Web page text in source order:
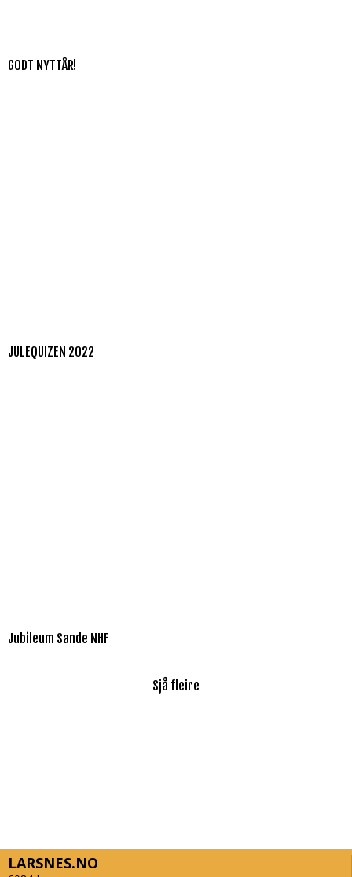
GODT NYTTÅR!
JULEQUIZEN 2022
Jubileum Sande NHF
Sjå fleire
LARSNES.NO